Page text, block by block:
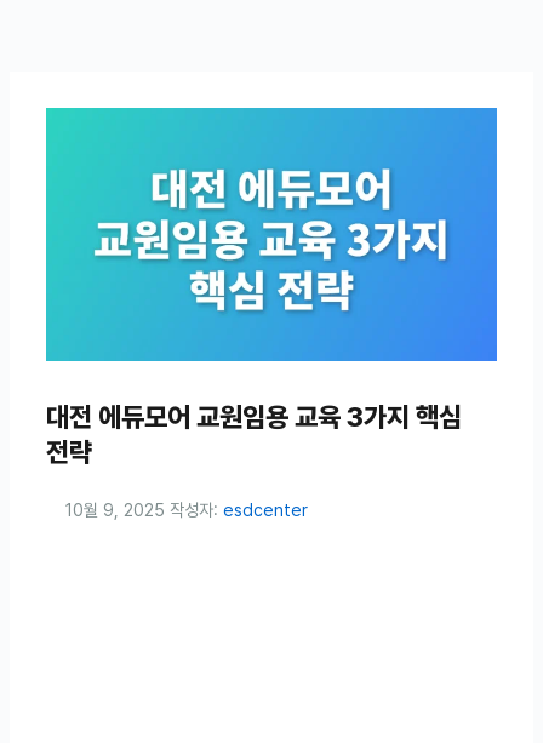
대전 에듀모어 교원임용 교육 3가지 핵심
전략
10월 9, 2025 작성자: esdcenter